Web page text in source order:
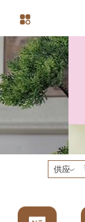
供应